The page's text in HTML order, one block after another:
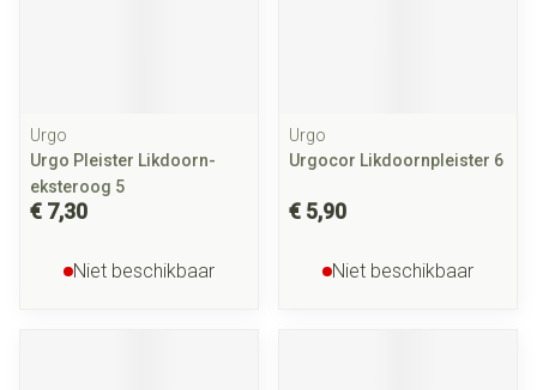
Urgo
Urgo Pleister Likdoorn-
eksteroog 5
€ 7,30
Niet beschikbaar
Urgo
Urgocor Likdoornpleister 6
€ 5,90
Niet beschikbaar